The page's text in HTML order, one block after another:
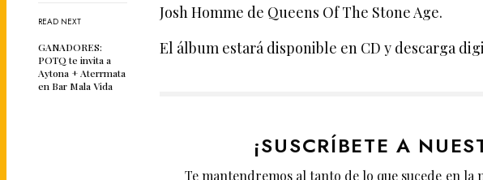
READ NEXT
GANADORES:
POTQ te invita a
Aytona + Aterrmata
en Bar Mala Vida
Josh Homme de Queens Of The Stone Age.
El álbum estará disponible en CD y descarga
¡SUSCRÍBETE A
Te mantendremos al tanto de lo que sucede en la